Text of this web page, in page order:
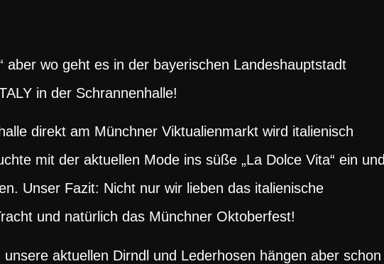
wo geht es in der bayerischen Landeshauptstadt
in der Schrannenhalle!
direkt am Münchner Viktualienmarkt wird italienisch
mit der aktuellen Mode ins süße „La Dolce Vita“ ein und
Unser Fazit: Nicht nur wir lieben das italienische
und natürlich das Münchner Oktoberfest!
aktuellen Dirndl und Lederhosen hängen aber schon